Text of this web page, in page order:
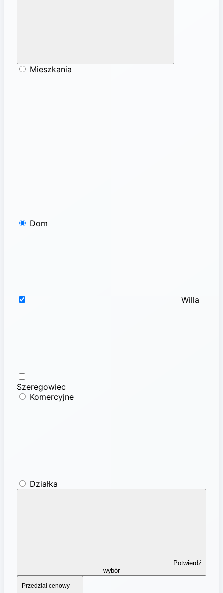
Mieszkania
Dom
Willa
Szeregowiec
Komercyjne
Działka
wybór
Przedział cenowy